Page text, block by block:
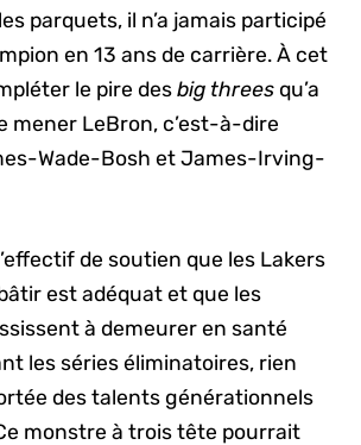
parquets, il n’a jamais participé
en 13 ans de carrière. À cet
le pire desbig threes qu’a
mener LeBron, c’est-à-dire
Wade-Bosh et James-Irving-
de soutien que les Lakers
est adéquat et que les
à demeurer en santé
les séries éliminatoires, rien
des talents générationnels
monstre à trois tête pourrait